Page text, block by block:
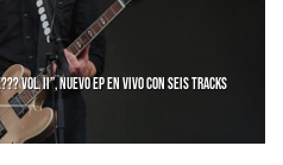
VOL. II”, NUEVO EP EN VIVO CON SEIS TRACKS